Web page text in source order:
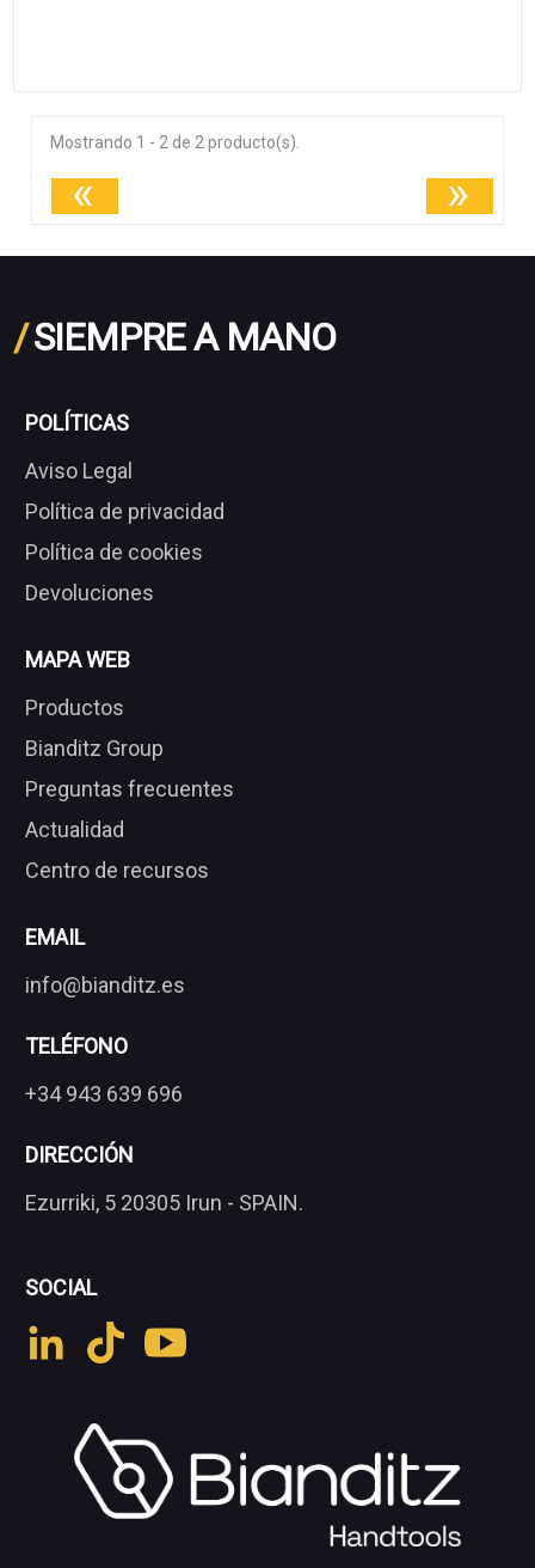
Mostrando 1 - 2 de 2 producto(s).
« »
/SIEMPRE A MANO
POLÍTICAS
Aviso Legal
Política de privacidad
Política de cookies
Devoluciones
MAPA WEB
Productos
Bianditz Group
Preguntas frecuentes
Actualidad
Centro de recursos
EMAIL
info@bianditz.es
TELÉFONO
+34 943 639 696
DIRECCIÓN
Ezurriki, 5 20305 Irun - SPAIN.
SOCIAL